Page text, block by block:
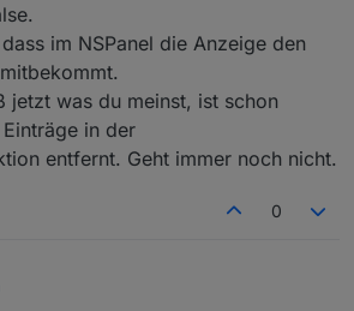
im NSPanel die Anzeige den
jetzt was du meinst, ist schon
in der
entfernt. Geht immer noch nicht.
0